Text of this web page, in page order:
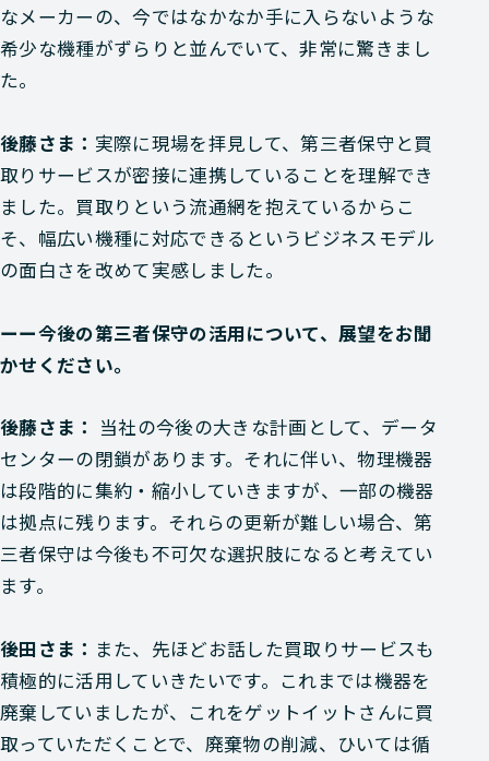
なメーカーの、今ではなかなか手に入らないような
希少な機種がずらりと並んでいて、非常に驚きまし
た。
後藤さま： 実際に現場を拝見して、第三者保守と買
取りサービスが密接に連携していることを理解でき
ました。買取りという流通網を抱えているからこ
そ、幅広い機種に対応できるというビジネスモデル
の面白さを改めて実感しました。
ーー今後の第三者保守の活用について、展望をお聞
かせください。
後藤さま： 当社の今後の大きな計画として、データ
センターの閉鎖があります。それに伴い、物理機器
は段階的に集約・縮小していきますが、一部の機器
は拠点に残ります。それらの更新が難しい場合、第
三者保守は今後も不可欠な選択肢になると考えてい
ます。
後田さま： また、先ほどお話した買取りサービスも
積極的に活用していきたいです。これまでは機器を
廃棄していましたが、これをゲットイットさんに買
取っていただくことで、廃棄物の削減、ひいては循